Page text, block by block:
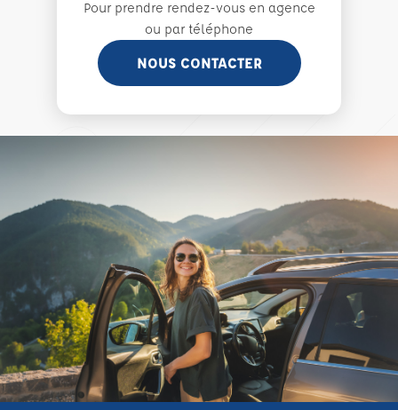
Pour prendre rendez-vous en agence
ou par téléphone
NOUS CONTACTER